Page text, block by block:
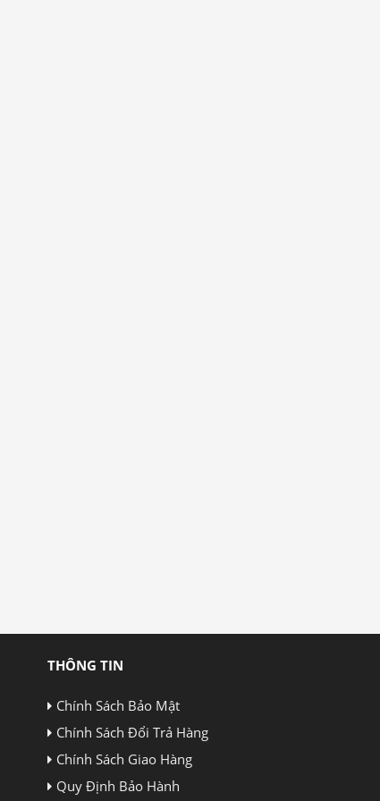
THÔNG TIN
Chính Sách Bảo Mật
Chính Sách Đổi Trả Hàng
Chính Sách Giao Hàng
Quy Định Bảo Hành